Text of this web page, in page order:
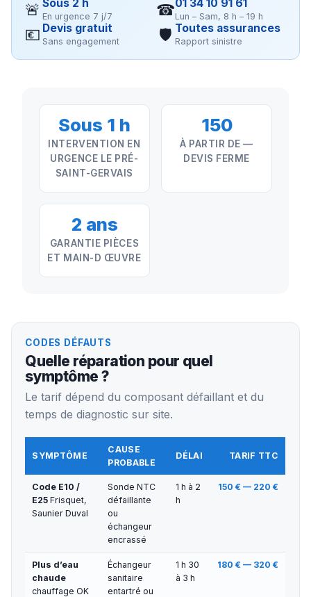
🚨 Sous 2 h
En urgence 7 j/7 ☎01 34 10 91 61
Lun – Sam, 8 h – 19 h
💶 Devis gratuit
Sans engagement 🛡 Toutes assurances
Rapport sinistre
Sous 1 h
INTERVENTION EN
URGENCE LE PRÉ-
SAINT-GERVAIS
150
À PARTIR DE —
DEVIS FERME
2 ans
GARANTIE PIÈCES
ET MAIN-D ŒUVRE
CODES DÉFAUTS
Quelle réparation pour quel
symptôme ?
Le tarif dépend du composant défaillant et du
temps de diagnostic sur site.
SYMPTÔME
CAUSE
PROBABLE
DÉLAI TARIF TTC
Code E10 /
E25 Frisquet,
Saunier Duval
Sonde NTC
défaillante
ou
échangeur
encrassé
1 h à 2
h
150 € — 220 €
Plus d’eau
chaude
chauffage OK
Échangeur
sanitaire
entartré ou
1 h 30
à 3 h
180 € — 320 €